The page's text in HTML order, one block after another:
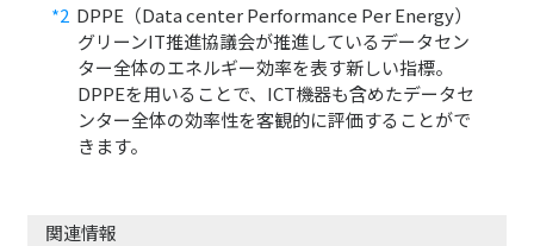
*2 DPPE（Data center Performance Per Energy）
グリーンIT推進協議会が推進しているデータセン
ター全体のエネルギー効率を表す新しい指標。
DPPEを用いることで、ICT機器も含めたデータセ
ンター全体の効率性を客観的に評価することがで
きます。
関連情報